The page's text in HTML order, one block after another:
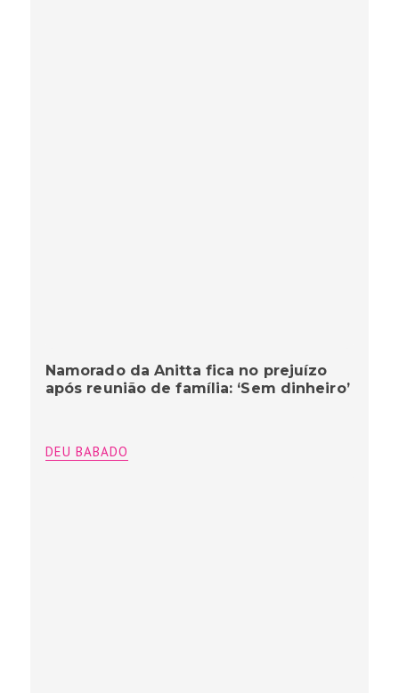
Namorado da Anitta fica no prejuízo
após reunião de família: ‘Sem dinheiro’
DEU BABADO